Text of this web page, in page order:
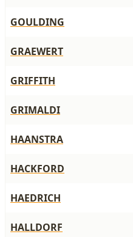
GOULDING
GRAEWERT
GRIFFITH
GRIMALDI
HAANSTRA
HACKFORD
HAEDRICH
HALLDORF